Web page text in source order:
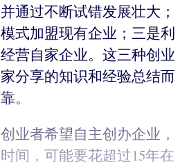
通过不断试错发展壮大；
式加盟现有企业；三是利
营自家企业。这三种创业
分享的知识和经验总结而
。
业者希望自主创办企业，
间，可能要花超过15年在